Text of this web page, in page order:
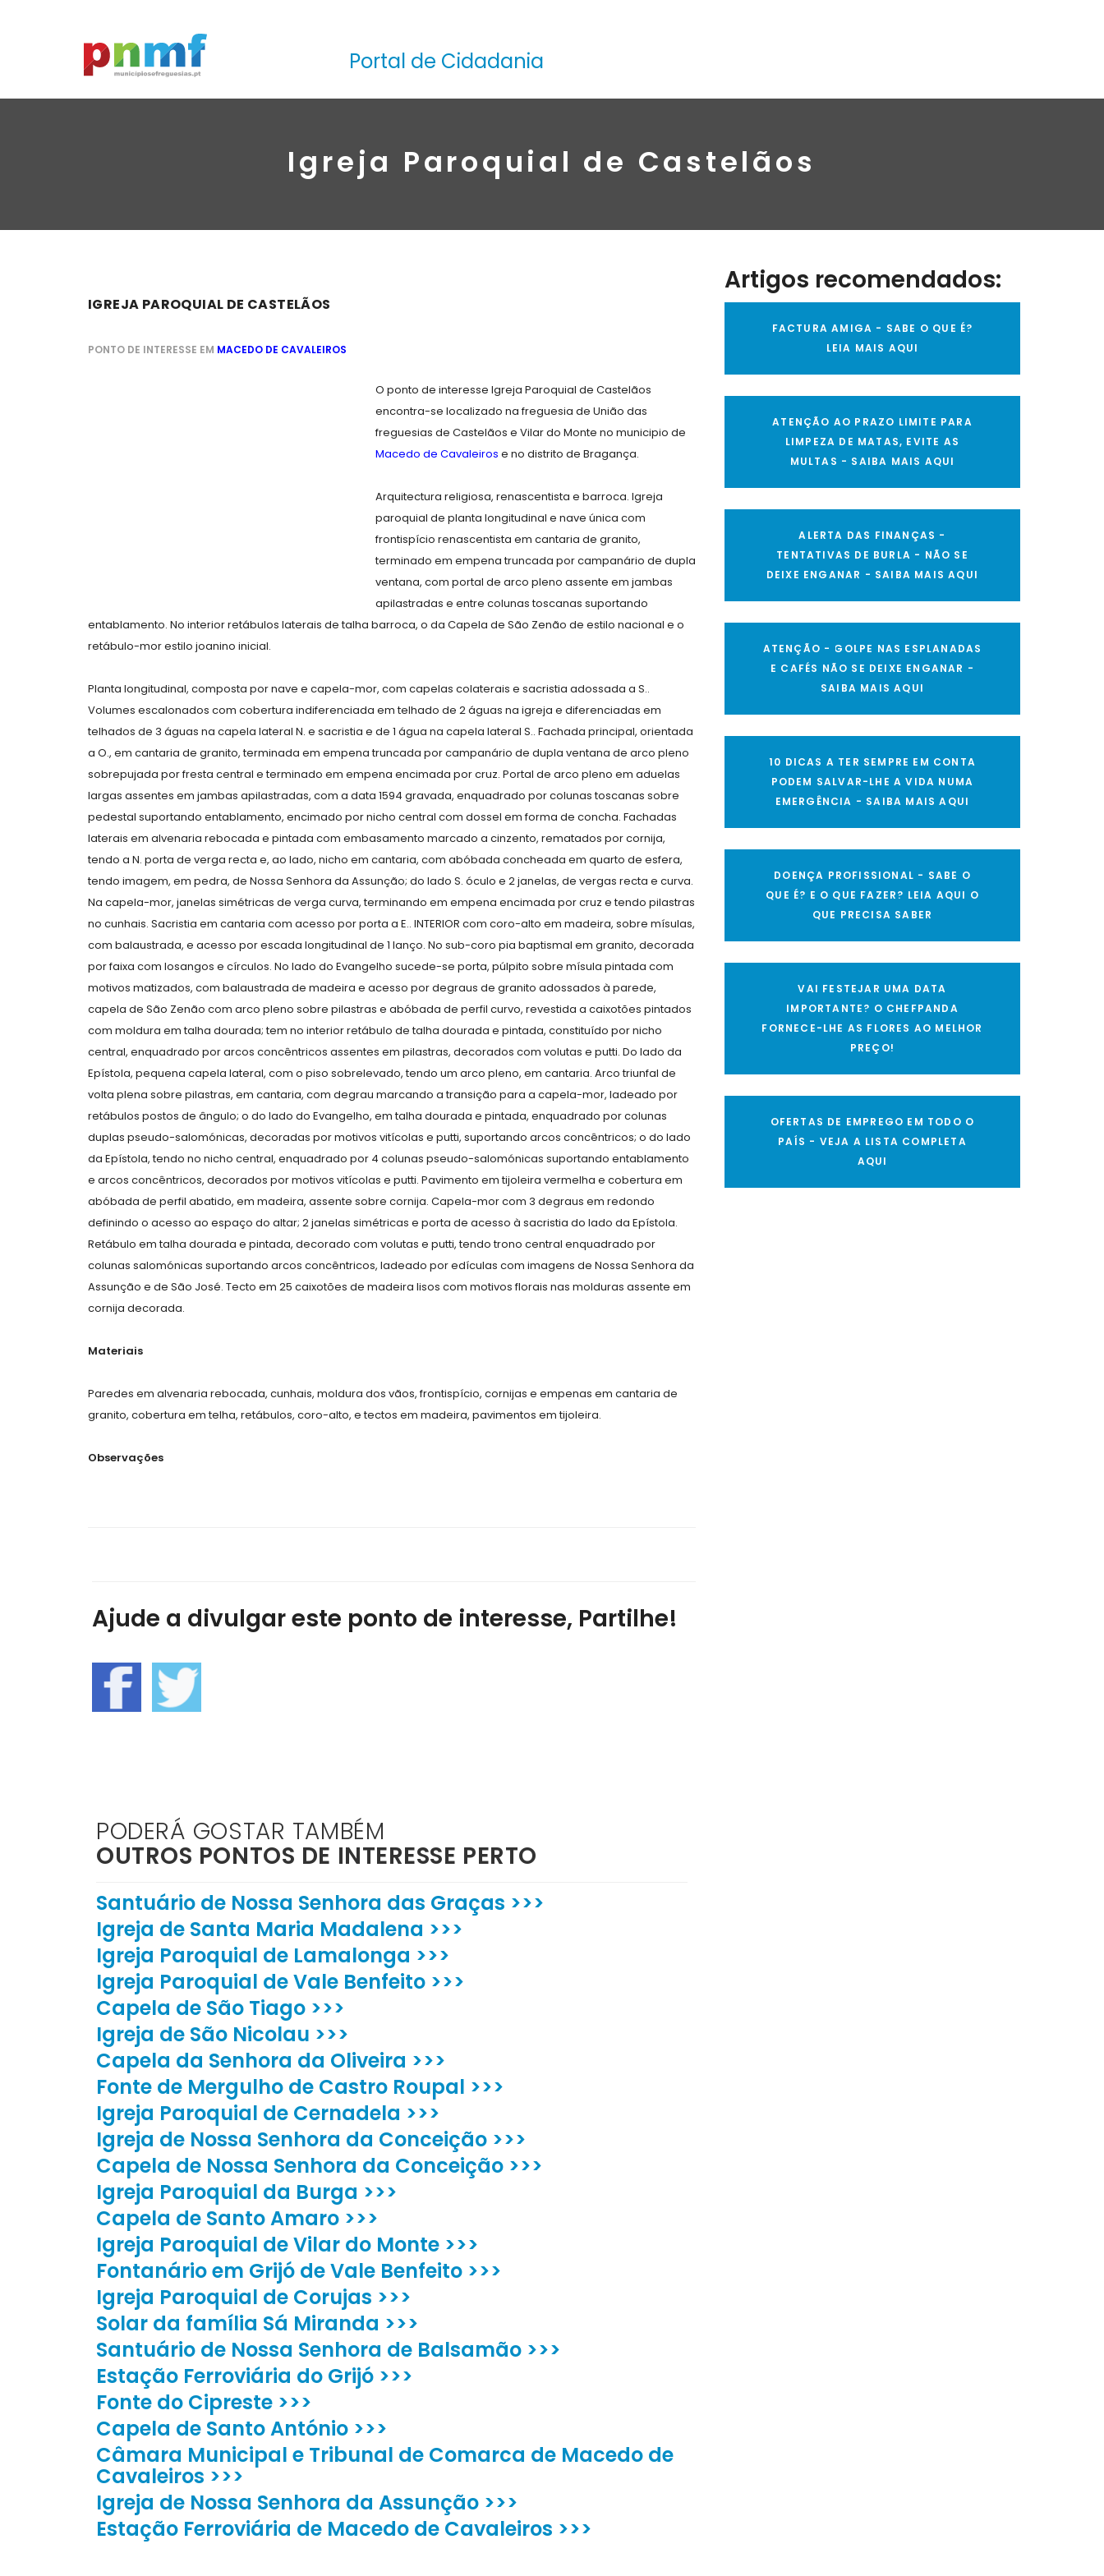
Portal de Cidadania
Igreja Paroquial de Castelãos
IGREJA PAROQUIAL DE CASTELÃOS
PONTO DE INTERESSE EM MACEDO DE CAVALEIROS
O ponto de interesse Igreja Paroquial de Castelãos
encontra-se localizado na freguesia de União das
freguesias de Castelãos e Vilar do Monte no municipio de
Macedo de Cavaleiros e no distrito de Bragança.
Arquitectura religiosa, renascentista e barroca. Igreja
paroquial de planta longitudinal e nave única com
frontispício renascentista em cantaria de granito,
terminado em empena truncada por campanário de dupla
ventana, com portal de arco pleno assente em jambas
apilastradas e entre colunas toscanas suportando
entablamento. No interior retábulos laterais de talha barroca, o da Capela de São Zenão de estilo nacional e o
retábulo-mor estilo joanino inicial.
Planta longitudinal, composta por nave e capela-mor, com capelas colaterais e sacristia adossada a S..
Volumes escalonados com cobertura indiferenciada em telhado de 2 águas na igreja e diferenciadas em
telhados de 3 águas na capela lateral N. e sacristia e de 1 água na capela lateral S.. Fachada principal, orientada
a O., em cantaria de granito, terminada em empena truncada por campanário de dupla ventana de arco pleno
sobrepujada por fresta central e terminado em empena encimada por cruz. Portal de arco pleno em aduelas
largas assentes em jambas apilastradas, com a data 1594 gravada, enquadrado por colunas toscanas sobre
pedestal suportando entablamento, encimado por nicho central com dossel em forma de concha. Fachadas
laterais em alvenaria rebocada e pintada com embasamento marcado a cinzento, rematados por cornija,
tendo a N. porta de verga recta e, ao lado, nicho em cantaria, com abóbada concheada em quarto de esfera,
tendo imagem, em pedra, de Nossa Senhora da Assunção; do lado S. óculo e 2 janelas, de vergas recta e curva.
Na capela-mor, janelas simétricas de verga curva, terminando em empena encimada por cruz e tendo pilastras
no cunhais. Sacristia em cantaria com acesso por porta a E.. INTERIOR com coro-alto em madeira, sobre mísulas,
com balaustrada, e acesso por escada longitudinal de 1 lanço. No sub-coro pia baptismal em granito, decorada
por faixa com losangos e círculos. No lado do Evangelho sucede-se porta, púlpito sobre mísula pintada com
motivos matizados, com balaustrada de madeira e acesso por degraus de granito adossados à parede,
capela de São Zenão com arco pleno sobre pilastras e abóbada de perfil curvo, revestida a caixotões pintados
com moldura em talha dourada; tem no interior retábulo de talha dourada e pintada, constituído por nicho
central, enquadrado por arcos concêntricos assentes em pilastras, decorados com volutas e putti. Do lado da
Epístola, pequena capela lateral, com o piso sobrelevado, tendo um arco pleno, em cantaria. Arco triunfal de
volta plena sobre pilastras, em cantaria, com degrau marcando a transição para a capela-mor, ladeado por
retábulos postos de ângulo; o do lado do Evangelho, em talha dourada e pintada, enquadrado por colunas
duplas pseudo-salomónicas, decoradas por motivos vitícolas e putti, suportando arcos concêntricos; o do lado
da Epístola, tendo no nicho central, enquadrado por 4 colunas pseudo-salomónicas suportando entablamento
e arcos concêntricos, decorados por motivos vitícolas e putti. Pavimento em tijoleira vermelha e cobertura em
abóbada de perfil abatido, em madeira, assente sobre cornija. Capela-mor com 3 degraus em redondo
definindo o acesso ao espaço do altar; 2 janelas simétricas e porta de acesso à sacristia do lado da Epístola.
Retábulo em talha dourada e pintada, decorado com volutas e putti, tendo trono central enquadrado por
colunas salomónicas suportando arcos concêntricos, ladeado por edículas com imagens de Nossa Senhora da
Assunção e de São José. Tecto em 25 caixotões de madeira lisos com motivos florais nas molduras assente em
cornija decorada.
Materiais
Paredes em alvenaria rebocada, cunhais, moldura dos vãos, frontispício, cornijas e empenas em cantaria de
granito, cobertura em telha, retábulos, coro-alto, e tectos em madeira, pavimentos em tijoleira.
Observações
Ajude a divulgar este ponto de interesse, Partilhe!
PODERÁ GOSTAR TAMBÉM
OUTROS PONTOS DE INTERESSE PERTO
Santuário de Nossa Senhora das Graças >>>
Igreja de Santa Maria Madalena >>>
Igreja Paroquial de Lamalonga >>>
Igreja Paroquial de Vale Benfeito >>>
Capela de São Tiago >>>
Igreja de São Nicolau >>>
Capela da Senhora da Oliveira >>>
Fonte de Mergulho de Castro Roupal >>>
Igreja Paroquial de Cernadela >>>
Igreja de Nossa Senhora da Conceição >>>
Capela de Nossa Senhora da Conceição >>>
Igreja Paroquial da Burga >>>
Capela de Santo Amaro >>>
Igreja Paroquial de Vilar do Monte >>>
Fontanário em Grijó de Vale Benfeito >>>
Igreja Paroquial de Corujas >>>
Solar da família Sá Miranda >>>
Santuário de Nossa Senhora de Balsamão >>>
Estação Ferroviária do Grijó >>>
Fonte do Cipreste >>>
Capela de Santo António >>>
Câmara Municipal e Tribunal de Comarca de Macedo de
Cavaleiros >>>
Igreja de Nossa Senhora da Assunção >>>
Estação Ferroviária de Macedo de Cavaleiros >>>
Artigos recomendados:
FACTURA AMIGA - SABE O QUE É?
LEIA MAIS AQUI
ATENÇÃO AO PRAZO LIMITE PARA
LIMPEZA DE MATAS, EVITE AS
MULTAS - SAIBA MAIS AQUI
ALERTA DAS FINANÇAS -
TENTATIVAS DE BURLA - NÃO SE
DEIXE ENGANAR - SAIBA MAIS AQUI
ATENÇÃO - GOLPE NAS ESPLANADAS
E CAFÉS NÃO SE DEIXE ENGANAR -
SAIBA MAIS AQUI
10 DICAS A TER SEMPRE EM CONTA
PODEM SALVAR-LHE A VIDA NUMA
EMERGÊNCIA - SAIBA MAIS AQUI
DOENÇA PROFISSIONAL - SABE O
QUE É? E O QUE FAZER? LEIA AQUI O
QUE PRECISA SABER
VAI FESTEJAR UMA DATA
IMPORTANTE? O CHEFPANDA
FORNECE-LHE AS FLORES AO MELHOR
PREÇO!
OFERTAS DE EMPREGO EM TODO O
PAÍS - VEJA A LISTA COMPLETA
AQUI